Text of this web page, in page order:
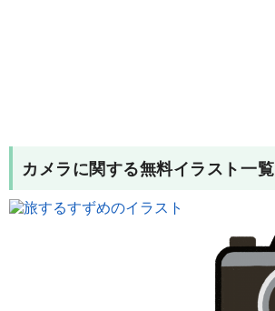
カメラ に関する無料イラスト一覧